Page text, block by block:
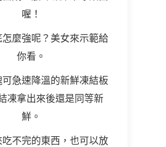
喔！
麼強呢？美女來示範給
你看。
急速降溫的新鮮凍結板
凍拿出來後還是同等新
鮮。
不完的東西，也可以放